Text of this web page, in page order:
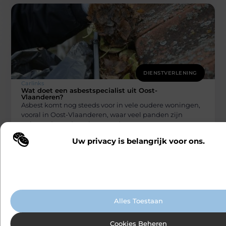
Uw privacy is belangrijk voor ons.
Wij maken gebruik van cookies en vergelijkbare technologieën om te
Alles Toestaan
Cookies Beheren
DIENSTVERLENING
Carlinks
Wat doet een asbestspecialist uit Oost-
Vlaanderen?
Asbest komt nog steeds voor in vele oudere woningen,
vooral in Oost-Vlaanderen, waar veel panden zijn
gebouwd voordat asbest werd